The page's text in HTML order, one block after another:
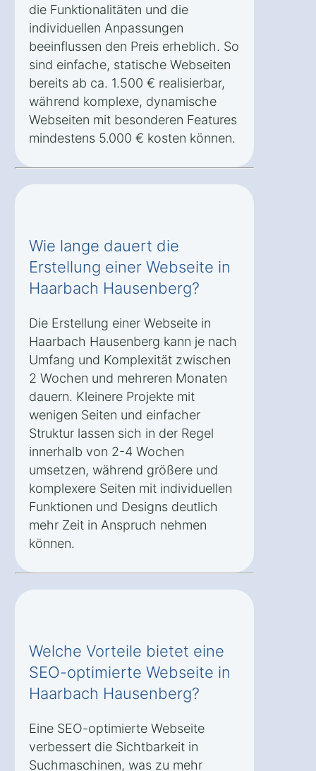
die Funktionalitäten und die
individuellen Anpassungen
beeinflussen den Preis erheblich. So
sind einfache, statische Webseiten
bereits ab ca. 1.500 € realisierbar,
während komplexe, dynamische
Webseiten mit besonderen Features
mindestens 5.000 € kosten können.
Wie lange dauert die
Erstellung einer Webseite in
Haarbach Hausenberg?
Die Erstellung einer Webseite in
Haarbach Hausenberg kann je nach
Umfang und Komplexität zwischen
2 Wochen und mehreren Monaten
dauern. Kleinere Projekte mit
wenigen Seiten und einfacher
Struktur lassen sich in der Regel
innerhalb von 2-4 Wochen
umsetzen, während größere und
komplexere Seiten mit individuellen
Funktionen und Designs deutlich
mehr Zeit in Anspruch nehmen
können.
Welche Vorteile bietet eine
SEO-optimierte Webseite in
Haarbach Hausenberg?
Eine SEO-optimierte Webseite
verbessert die Sichtbarkeit in
Suchmaschinen, was zu mehr